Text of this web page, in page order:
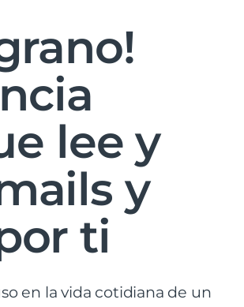
lee y
y
ti
en la vida cotidiana de un